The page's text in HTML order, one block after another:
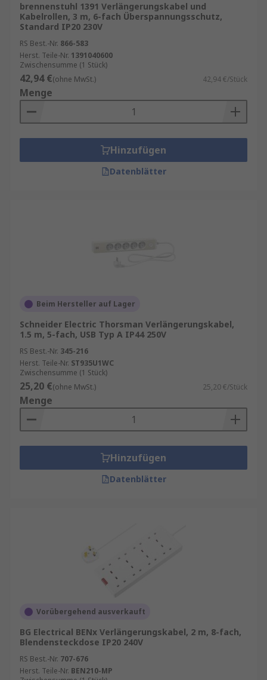
brennenstuhl 1391 Verlängerungskabel und
Kabelrollen, 3 m, 6-fach Überspannungsschutz,
Standard IP20 230V
RS Best.-Nr. 866-583
Herst. Teile-Nr. 1391040600
Zwischensumme (1 Stück)
42,94 €(ohne MwSt.) 42,94 €/Stück
Menge
Hinzufügen
Datenblätter
Beim Hersteller auf Lager
Schneider Electric Thorsman Verlängerungskabel,
1.5 m, 5-fach, USB Typ A IP44 250V
RS Best.-Nr. 345-216
Herst. Teile-Nr. ST935U1WC
Zwischensumme (1 Stück)
25,20 €(ohne MwSt.) 25,20 €/Stück
Menge
Hinzufügen
Datenblätter
Vorübergehend ausverkauft
BG Electrical BENx Verlängerungskabel, 2 m, 8-fach,
Blendensteckdose IP20 240V
RS Best.-Nr. 707-676
Herst. Teile-Nr. BEN210-MP